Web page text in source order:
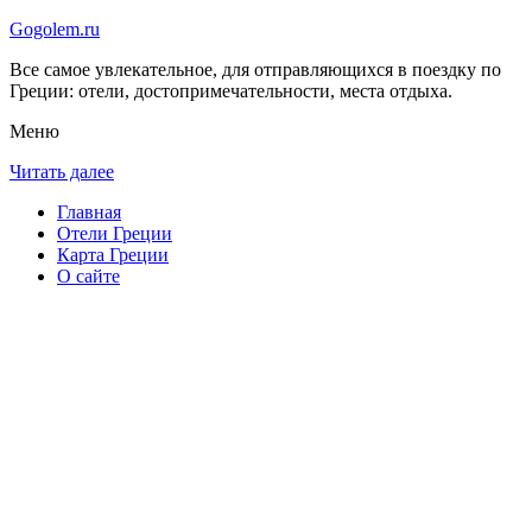
Gogolem.ru
Все самое увлекательное, для отправляющихся в поездку по
Греции: отели, достопримечательности, места отдыха.
Меню
Читать далее
Главная
Отели Греции
Карта Греции
О сайте